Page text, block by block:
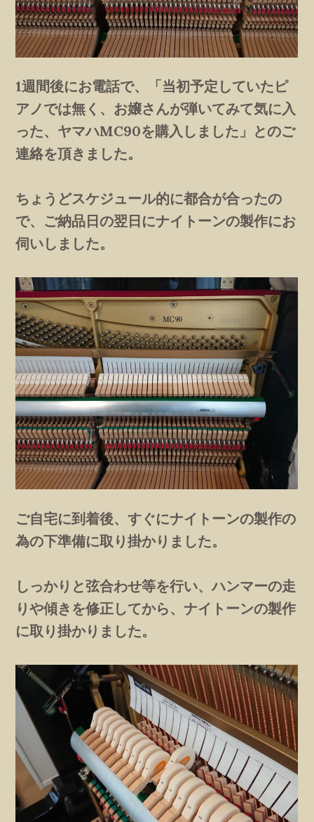
1週間後にお電話で、「当初予定していたピ
アノでは無く、お嬢さんが弾いてみて気に入
った、ヤマハMC90を購入しました」とのご
連絡を頂きました。
ちょうどスケジュール的に都合が合ったの
で、ご納品日の翌日にナイトーンの製作にお
伺いしました。
ご自宅に到着後、すぐにナイトーンの製作の
為の下準備に取り掛かりました。
しっかりと弦合わせ等を行い、ハンマーの走
りや傾きを修正してから、ナイトーンの製作
に取り掛かりました。